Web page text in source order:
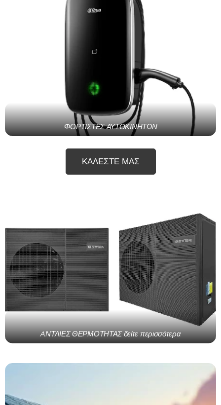
ΦΟΡΤΙΣΤΕΣ ΑΥΤΟΚΙΝΗΤΩΝ
ΚΑΛΕΣΤΕ ΜΑΣ
AΝΤΛΙΕΣ ΘΕΡΜΟΤΗΤΑΣ δείτε περισσότερα